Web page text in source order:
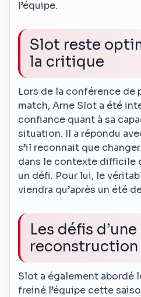
l’équipe.
Slot reste
la critique
Lors de la conférence de
match, Arne Slot a été
confiance quant à sa
situation. Il a répondu
s’il reconnait que
dans le contexte difficile
un défi. Pour lui, le
viendra qu’après un été
Les défis
reconstruction
Slot a également abordé
freiné l’équipe cette